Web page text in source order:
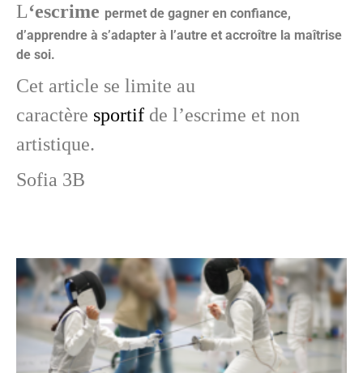
L‘escrime permet de gagner en confiance,
d’apprendre à s’adapter à l’autre et accroître la maîtrise
de soi.
Cet article se limite au
caractère sportif de l’escrime et non
artistique.
Sofia 3B